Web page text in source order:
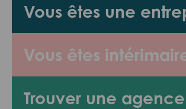
Vous êtes une
Vous êtes
Trouver une agence